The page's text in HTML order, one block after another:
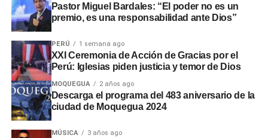
laboró sin la autorización de laAutoridad Administrativa
del Agua. En Santo Domingo y El Conde, las labores
ingenieros residentes o inspectores.
Consecuencias y
recomendaciones ante El Niño
Las situaciones adversas detectadas comprometen la
Pastor Miguel Bardales: “El poder no es un
premio, es una responsabilidad ante Dios”
PERÚ 1 semana ago
XXI Ceremonia de Acción de Gracias por el
Perú: Iglesias piden justicia y temor de Dios
MOQUEGUA 2 años ago
Descarga el programa del 483 aniversario de la
ciudad de Moquegua 2024
MÚSICA 3 años ago